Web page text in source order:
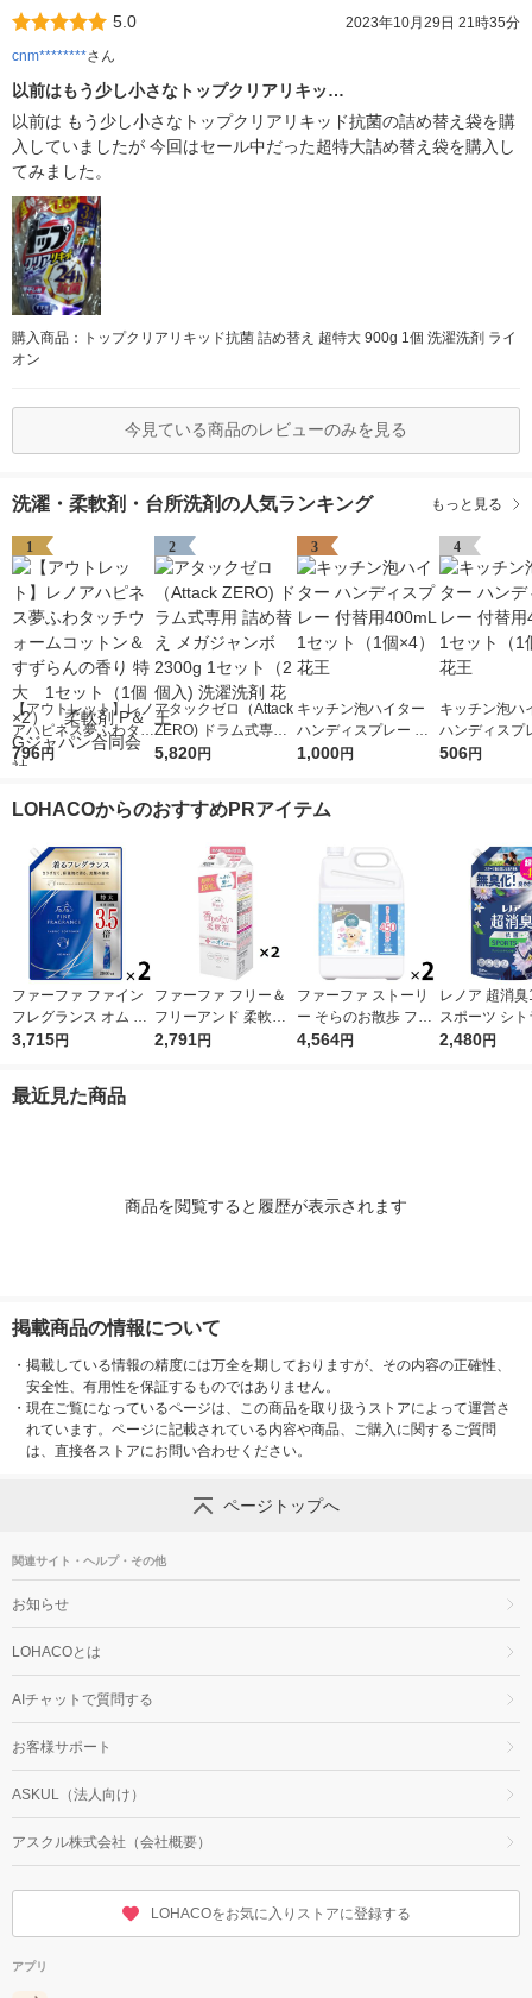
5.0
2023年10月29日 21時35分
cnm********さん
以前はもう少し小さなトップクリアリキッ…
以前は もう少し小さなトップクリアリキッド抗菌の詰め替え袋を購
入していましたが 今回はセール中だった超特大詰め替え袋を購入し
てみました。
購入商品：トップクリアリキッド抗菌 詰め替え 超特大 900g 1個 洗濯洗剤 ライ
オン
今見ている商品のレビューのみを見る
洗濯・柔軟剤・台所洗剤の人気ランキング もっと見る
1
【アウトレット】レノ
アハピネス夢ふわタッ
チウォームコットン＆
2） 柔軟剤 P＆Gジ
796円
2
アタックゼロ（Attack
ZERO) ドラム式専用
詰め替え メガジャン
5,820円
3
キッチン泡ハイター
ハンディスプレー 付
替用400mL 1セット
1,000円
4
キッチン泡ハ
ハンディスプ
替用400mL 1
506円
LOHACOからのおすすめPRアイテム
ファーファ ファイン
フレグランス オム 詰
め替え 特大 2000mL
3,715円
ファーファ フリー＆
フリーアンド 柔軟剤
無香料 詰め替え 1500
2,791円
ファーファ ストーリ
ー そらのお散歩 フロ
ーラルソープの香り
4,564円
レノア 超消
スポーツ シ
め替え 超特
2,480円
最近見た商品
商品を閲覧すると履歴が表示されます
掲載商品の情報について
・ 掲載している情報の精度には万全を期しておりますが、その内容の正確性、
安全性、有用性を保証するものではありません。
・ 現在ご覧になっているページは、この商品を取り扱うストアによって運営さ
れています。ページに記載されている内容や商品、ご購入に関するご質問
は、直接各ストアにお問い合わせください。
ページトップへ
関連サイト・ヘルプ・その他
お知らせ
LOHACOとは
AIチャットで質問する
お客様サポート
ASKUL（法人向け）
アスクル株式会社（会社概要）
LOHACOをお気に入りストアに登録する
アプリ